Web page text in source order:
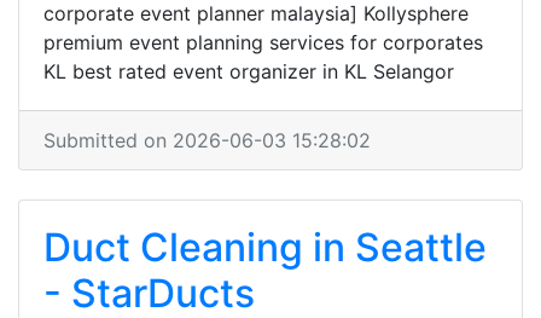
corporate event planner malaysia] Kollysphere
premium event planning services for corporates
KL best rated event organizer in KL Selangor
Submitted on 2026-06-03 15:28:02
Duct Cleaning in Seattle
- StarDucts